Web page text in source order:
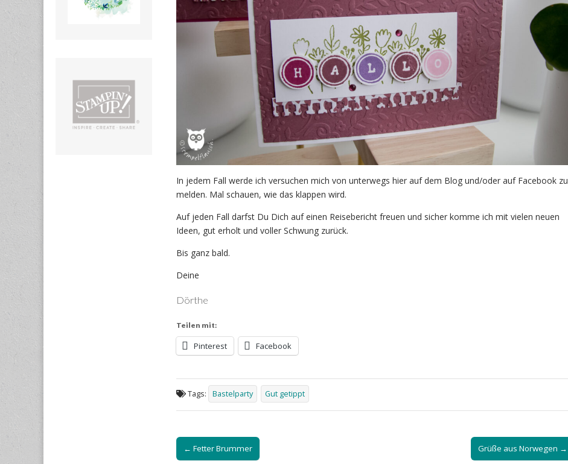
In jedem Fall werde ich versuchen mich von unterwegs hier auf dem Blog und/oder auf Facebook zu
melden. Mal schauen, wie das klappen wird.
Auf jeden Fall darfst Du Dich auf einen Reisebericht freuen und sicher komme ich mit vielen neuen
Ideen, gut erholt und voller Schwung zurück.
Bis ganz bald.
Deine
Dörthe
Teilen mit:
Pinterest Facebook
Tags: Bastelparty Gut getippt
Post
navigation
← Fetter Brummer Grüße aus Norwegen →